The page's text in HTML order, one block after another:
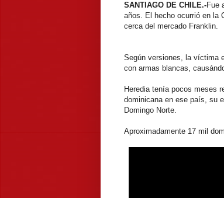
SANTIAGO DE CHILE.-Fue
años. El hecho ocurrió en la
cerca del mercado Franklin.
Según versiones, la víctima
con armas blancas,
Heredia tenía pocos meses
dominicana en ese país, su
Domingo Norte.
Aproximadamente 17 mil